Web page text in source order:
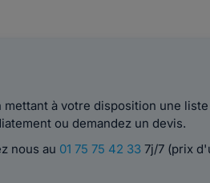
à votre disposition une liste
ou demandez un devis.
nous au 01 75 75 42 337j/7 (prix